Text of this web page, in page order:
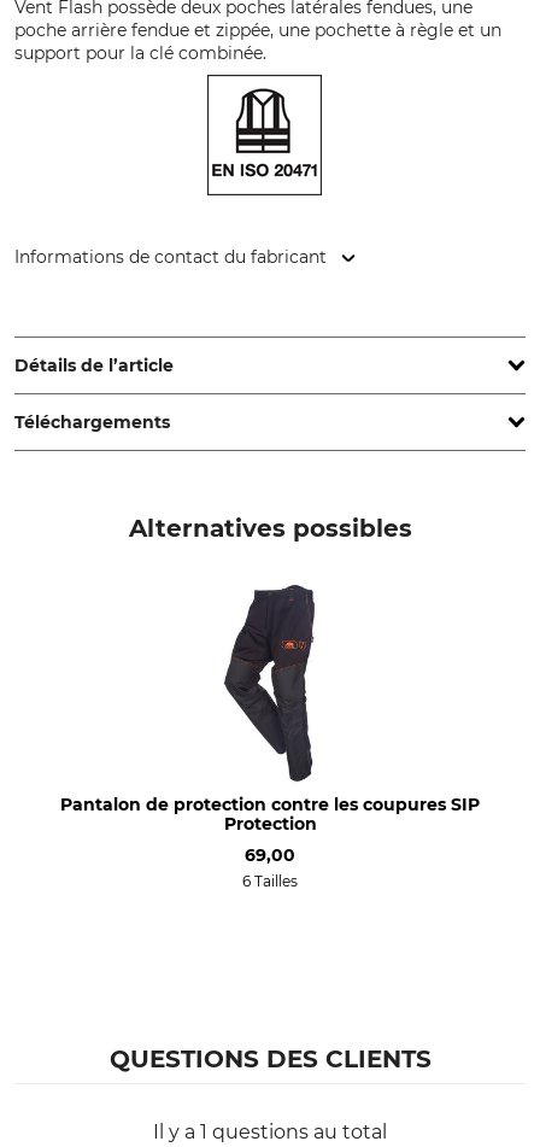
Vent Flash possède deux poches latérales fendues, une
poche arrière fendue et zippée, une pochette à règle et un
support pour la clé combinée.
Informations de contact du fabricant
www.sioenapparel.com
Détails de l’article
Marque
SIP Protection
Pantalon de protection
Nom du modèle
Matériau extérieur
revêtement
100% Polyuréthane
Blanchir
Ne pas blanchir
Ne pas sécher au sèche-linge
Repassage
Repassage jusqu'à 110 °C
Entretien professionnel des Pour
Hommes
Téléchargements
Alternatives possibles
Pantalon de protection contre les coupures SIP
Protection
69,00
6 Tailles
QUESTIONS DES CLIENTS
Il y a 1 questions au total